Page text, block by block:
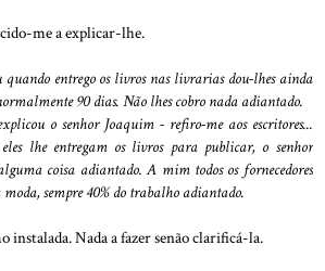
me a explicar-lhe.
quando entrego os livros nas livrarias dou-lhes ainda
90 dias. Não lhes cobro nada adiantado.
o senhor Joaquim - refiro-me aos escritores...
lhe entregam os livros para publicar, o senhor
coisa adiantado. A mim todos os fornecedores
sempre 40% do trabalho adiantado.
instalada. Nada a fazer senão clarificá-la.